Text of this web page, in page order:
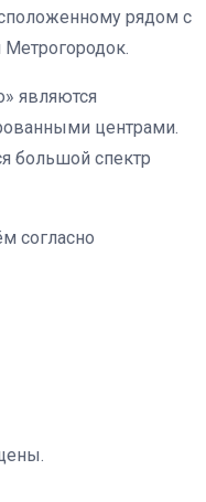
рядом с
являются
центрами.
большой спектр
согласно